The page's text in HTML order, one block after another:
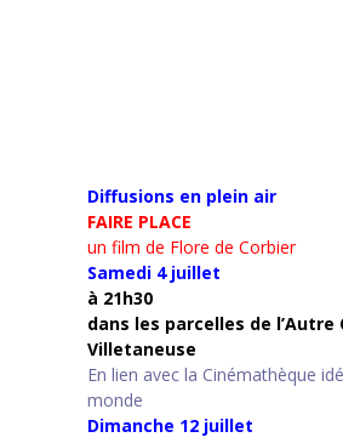
Diffusions en plein air
FAIRE PLACE
un film de Flore de Corbier
Samedi 4 juillet
à 21h30
dans les parcelles de l’Autre
Villetaneuse
En lien avec la Cinémathèque
monde
Dimanche 12 juillet